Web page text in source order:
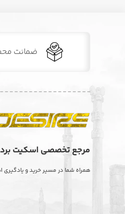
ضمانت
مرجع تخصصی اسکیت برد
همراه شما در مسیر خرید و یادگیری